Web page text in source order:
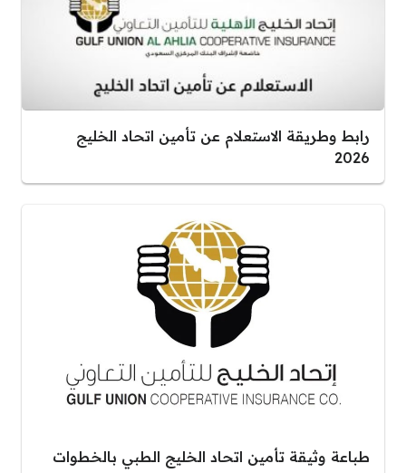
رابط وطريقة الاستعلام عن تأمين اتحاد الخليج
2026
طباعة وثيقة تأمين اتحاد الخليج الطبي بالخطوات